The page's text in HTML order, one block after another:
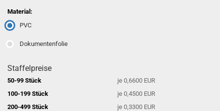
Material:
PVC
Dokumentenfolie
Staffelpreise
50-99 Stück
je 0,6600 EUR
100-199 Stück
je 0,4500 EUR
200-499 Stück
je 0,3300 EUR